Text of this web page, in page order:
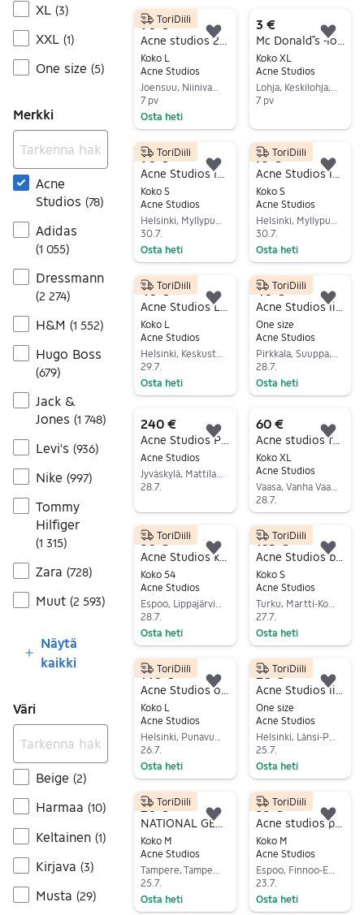
XL (3)
XXL (1)
One size (5)
Merkki
Acne
Studios (78)
Adidas
(1 055)
Dressmann
(2 274)
H&M (1 552)
Hugo Boss
(679)
Jack &
Jones (1 748)
Levi's (936)
Nike (997)
Tommy
Hilfiger
(1 315)
Zara (728)
Muut (2 593)
Näytä
kaikki
Väri
Beige (2)
Harmaa (10)
Keltainen (1)
Kirjava (3)
Musta (29)
90 €
Koko L
Acne Studios
7 pv
Osta heti
ToriDiili
Lisää suosikiksi.
3 €
Koko XL
Acne Studios
7 pv
90 €
Koko S
Acne Studios
30.7.
Osta heti
ToriDiili
Lisää suosikiksi.
75 €
Koko S
Acne Studios
30.7.
Osta heti
ToriDiili
40 €
Koko L
Acne Studios
29.7.
Osta heti
ToriDiili
Lisää suosikiksi.
40 €
One size
Acne Studios
28.7.
Osta heti
ToriDiili
240 €
Acne Studios
28.7.
Lisää suosikiksi.
Siirry ilmoitukseen
60 €
Acne studios face logo huppari
Koko XL
Acne Studios
Vaasa, Vanha Vaasa, Pohjanmaa
28.7.
30 €
Koko 54
Acne Studios
28.7.
Osta heti
ToriDiili
Lisää suosikiksi.
105 €
Acne Studios baggy farkut
Koko S
Acne Studios
Turku, Martti-Korppolaismäki, Varsinais-Suomi
27.7.
Osta heti
ToriDiili
140 €
Koko L
Acne Studios
26.7.
Osta heti
ToriDiili
Lisää suosikiksi.
20 €
One size
Acne Studios
25.7.
Osta heti
ToriDiili
20 €
NATIONAL GEOGRAPHIC, miesten takki M harmaa akryyli
Koko M
Acne Studios
25.7.
Osta heti
ToriDiili
Lisää suosikiksi.
55 €
Acne studios punainen crewneck
Koko M
Acne Studios
Espoo, Finnoo-Eestinmalmi, Uusimaa
23.7.
Osta heti
ToriDiili